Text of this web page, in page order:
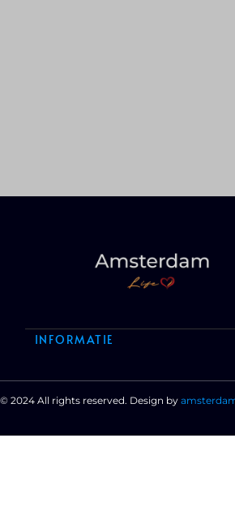
INFORMATIE
© 2024 All rights reserved. Design by